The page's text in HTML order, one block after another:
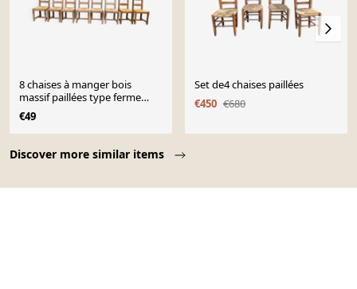
Discover more similar items
8 chaises à manger bois
massif paillées type ferme
dossier haut
€49
Set de4 chaises paillées
€450 €680